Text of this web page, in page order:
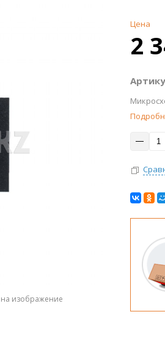
изображение
Цена
2